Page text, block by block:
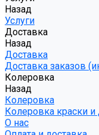
Назад
Услуги
Доставка
Назад
Доставка
Доставка заказов
Колеровка
Назад
Колеровка
Колеровка краски
О нас